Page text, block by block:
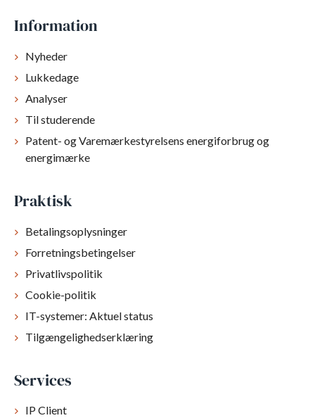
Information
Nyheder
Lukkedage
Analyser
Til studerende
Patent- og Varemærkestyrelsens energiforbrug og
energimærke
Praktisk
Betalingsoplysninger
Forretningsbetingelser
Privatlivspolitik
Cookie-politik
IT-systemer: Aktuel status
Tilgængelighedserklæring
Services
IP Client